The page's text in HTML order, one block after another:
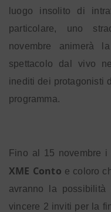
luogo insolito di
particolare, uno
novembre animerà
spettacolo dal vivo
inediti dei protagonisti
programma.
Fino al 15 novembre
XME Conto e coloro
avranno la possibilità
vincere 2 inviti per la